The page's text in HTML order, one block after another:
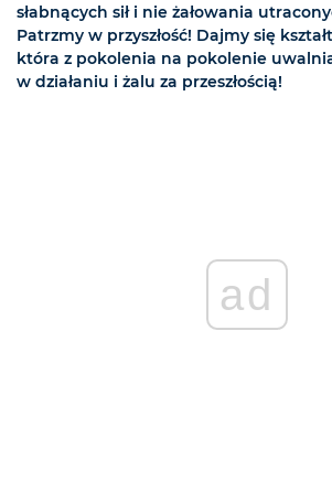
słabnących sił i nie żałowania
Patrzmy w przyszłość! Dajmy się
która z pokolenia na pokolenie
w działaniu i żalu za przeszłością!
ad